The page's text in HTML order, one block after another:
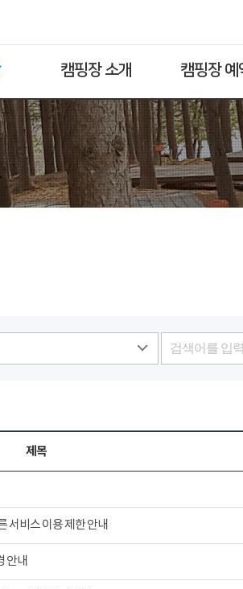
캠핑장 소개 캠핑장 예
제목
서비스 이용 제한 안내
안내